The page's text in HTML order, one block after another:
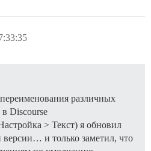
различных
Discourse
> Текст) я обновил
и только заметил, что